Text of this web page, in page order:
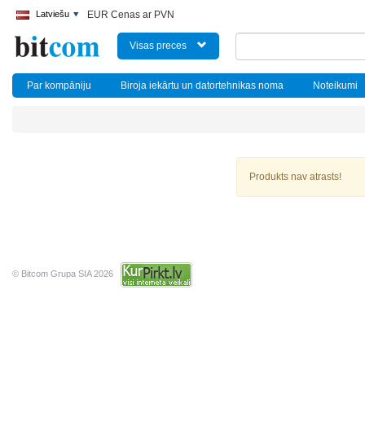
Latviešu EUR Cenas ar PVN
Visas preces
Par kompāniju Biroja iekārtu un datortehnikas noma Noteikumi
Produkts nav atrasts!
© Bitcom Grupa SIA 2026